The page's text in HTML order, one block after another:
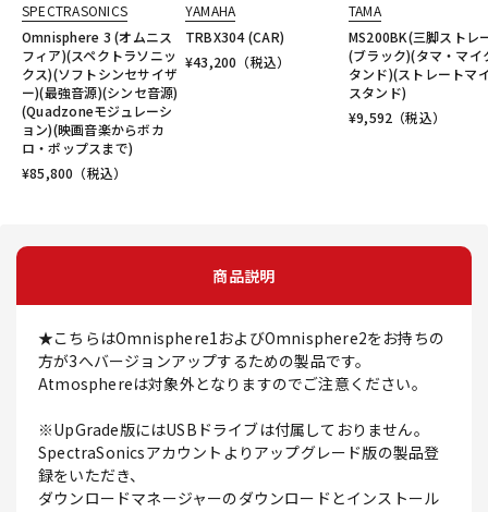
SPECTRASONICS
Omnisphere 3 (オムニス
フィア)(スペクトラソニッ
クス)(ソフトシンセサイザ
ー)(最強音源)(シンセ音源)
(Quadzoneモジュレーシ
ョン)(映画音楽からボカ
ロ・ポップスまで)
¥85,800 （税込）
YAMAHA
TRBX304 (CAR)
¥43,200 （税込）
TAMA
MS200BK(三脚ストレ
(ブラック)(タマ・マイ
タンド)(ストレートマ
スタンド)
¥9,592 （税込）
商品説明
★こちらはOmnisphere1およびOmnisphere2をお持ちの
方が3へバージョンアップするための製品です。
Atmosphereは対象外となりますのでご注意ください。
※UpGrade版にはUSBドライブは付属しておりません。
SpectraSonicsアカウントよりアップグレード版の製品登
録をいただき、
ダウンロードマネージャーのダウンロードとインストール